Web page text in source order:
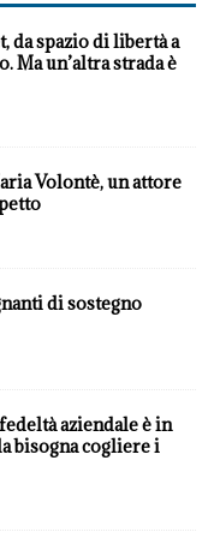
da spazio di libertà a
un’altra strada è
Volontè, un attore
di sostegno
aziendale è in
bisogna cogliere i